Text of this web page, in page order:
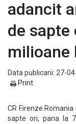
adancit
de sapte
milioane
Data publicarii: 27-
Print
CR Firenze
sapte ori, pana la